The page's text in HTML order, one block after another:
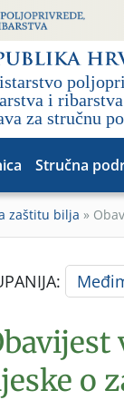
Stručna
zaštitu bilja »
o